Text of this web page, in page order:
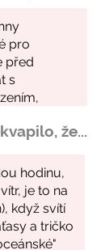
že...